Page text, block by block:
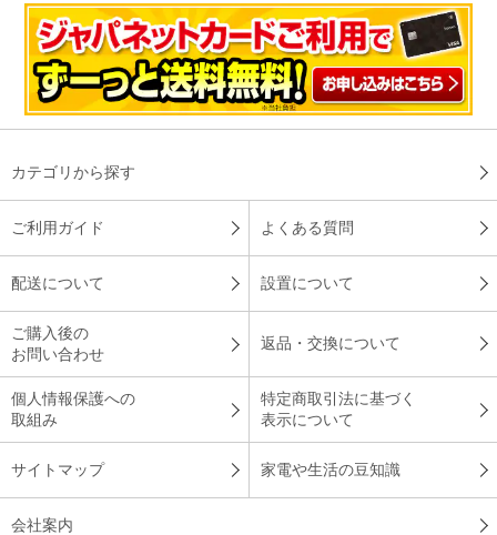
カテゴリから探す
ご利用ガイド よくある質問
配送について 設置について
ご購入後の
お問い合わせ
返品・交換について
個人情報保護への
取組み
特定商取引法に基づく
表示について
サイトマップ 家電や生活の豆知識
会社案内